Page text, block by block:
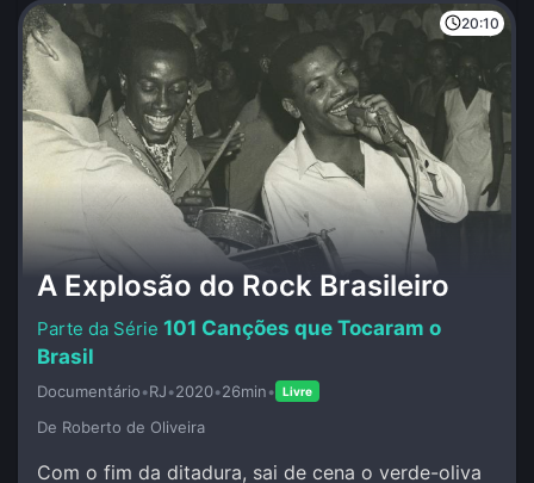
20:10
A Explosão do Rock Brasileiro
101 Canções que Tocaram o
Brasil
Documentário•RJ•2020•26min• Livre
De Roberto de Oliveira
Com o fim da ditadura, sai de cena o verde-oliva